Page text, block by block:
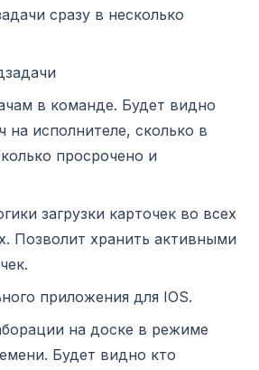
сразу в несколько
в команде. Будет видно
на исполнителе, сколько в
просрочено и
загрузки карточек во всех
Позволит хранить активными
приложения для IOS.
на доске в режиме
Будет видно кто